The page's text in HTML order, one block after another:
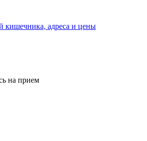
кишечника, адреса и цены
на прием